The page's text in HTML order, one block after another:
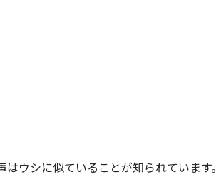
ウシに似ていることが知られています。